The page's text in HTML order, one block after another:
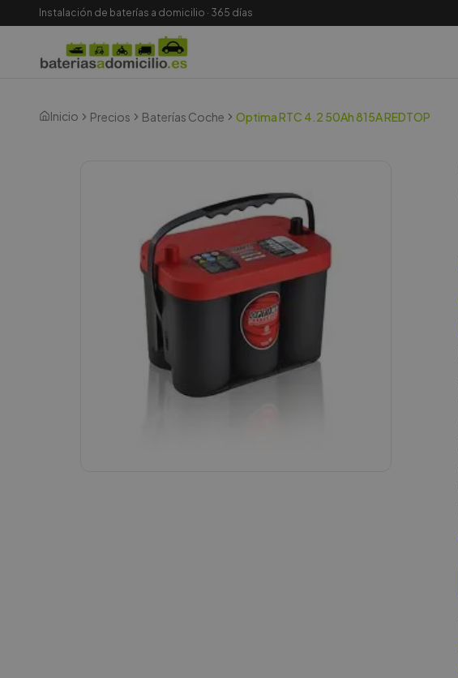
Instalación de baterías a domicilio · 365 días
Inicio Precios Baterías Coche Optima RTC 4.2 50Ah 815A REDTOP